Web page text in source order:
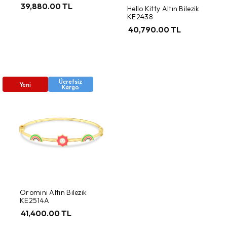
39,880.00 TL
Hello Kitty Altın Bilezik
KE2438
40,790.00 TL
Yeni Ücretsiz
Kargo
Oromini Altın Bilezik
KE2514A
41,400.00 TL